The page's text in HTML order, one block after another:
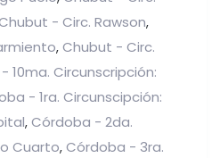
- Circ. Rawson,
, Chubut - Circ.
10ma. Circunscripción:
- 1ra. Circunscipción:
, Córdoba - 2da.
Cuarto, Córdoba - 3ra.